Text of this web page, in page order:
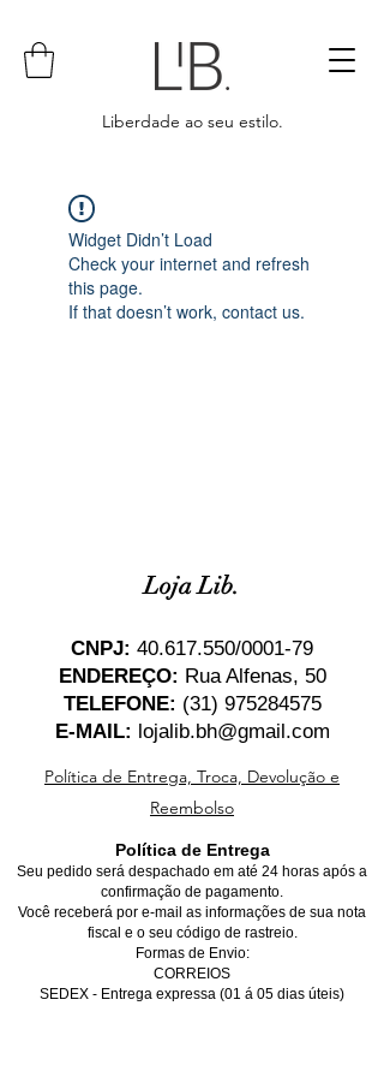
Liberdade ao seu estilo.
Widget Didn’t Load
Check your internet and refresh
this page.
If that doesn’t work, contact us.
Loja Lib.
CNPJ: 40.617.550/0001-79
ENDEREÇO: Rua Alfenas, 50
TELEFONE: (31) 975284575
E-MAIL: lojalib.bh@gmail.com
Política de Entrega, Troca, Devolução e
Reembolso
Política de Entrega
Seu pedido será despachado em até 24 horas após a
confirmação de pagamento.
Você receberá por e-mail as informações de sua nota
fiscal e o seu código de rastreio.
Formas de Envio:
CORREIOS
SEDEX - Entrega expressa (01 á 05 dias úteis)